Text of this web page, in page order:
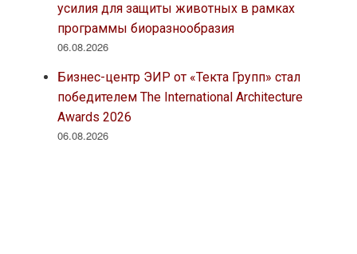
усилия для защиты животных в рамках
программы биоразнообразия
06.08.2026
Бизнес-центр ЭИР от «Текта Групп» стал
победителем The International Architecture
Awards 2026
06.08.2026